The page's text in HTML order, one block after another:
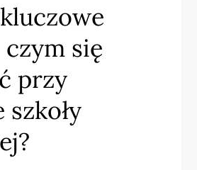
się
przy